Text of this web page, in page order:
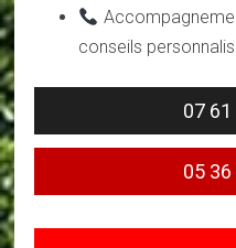
conseils
07
05